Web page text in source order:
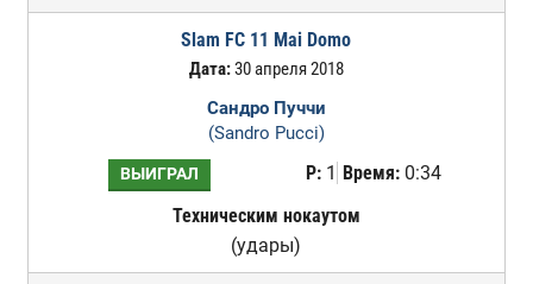
Slam FC 11 Mai Domo
Дата:30 апреля 2018
Сандро Пуччи
(Sandro Pucci)
ВЫИГРАЛ Р:1 Время:0:34
Техническим нокаутом
(удары)